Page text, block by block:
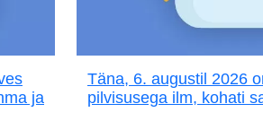
ja
Täna, 6. augustil 2026
pilvisusega ilm, kohati